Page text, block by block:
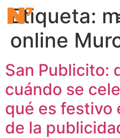
Etiqueta:
online
San Publicito:
cuándo se
qué es festivo
de la